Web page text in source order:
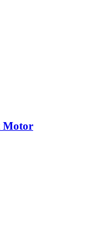
Motor